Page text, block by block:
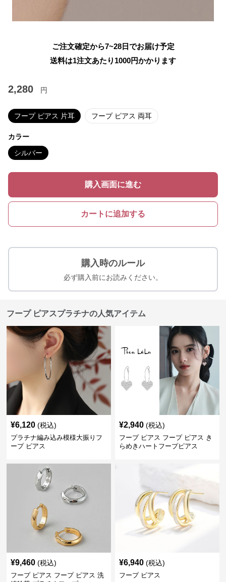
ご注文確定から7~28日でお届け予定
送料は1注文あたり 1000円かかります
2,280 円
フープ ピアス 片耳 フープ ピアス 両耳
カラー
シルバー
購入画面に進む
カートに追加する
購入時のルール
必ず購入前にお読みください。
フープ ピアスプラチナの人気アイテム
¥6,120 (税込)
プラチナ編み込み模様大振りフ
ープ ピアス
¥2,940 (税込)
フープ ピアス フープ ピアス き
らめきハートフープピアス
¥9,460 (税込)
フープ ピアス フープ ピアス 洗
¥6,940 (税込)
フープ ピアス